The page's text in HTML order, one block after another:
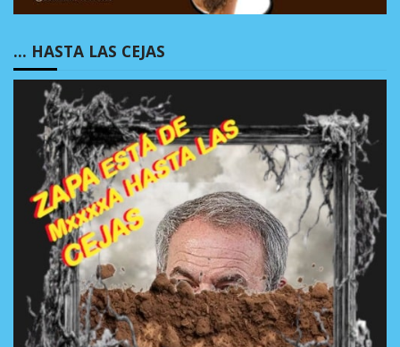
… HASTA LAS CEJAS